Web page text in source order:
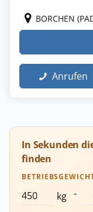
BORCHEN
Anrufen
In Sekunden
finden
kg -